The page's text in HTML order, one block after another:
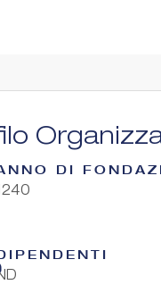
DI